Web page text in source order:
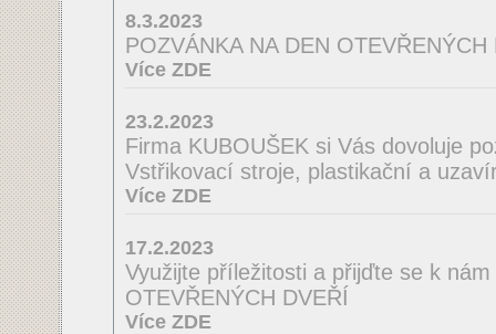
8.3.2023
POZVÁNKA NA DEN OTEVŘENÝCH
Více ZDE
23.2.2023
Firma KUBOUŠEK si Vás dovoluje
Vstřikovací stroje, plastikační a
Více ZDE
17.2.2023
Využijte příležitosti a přijďte se k
OTEVŘENÝCH DVEŘÍ
Více ZDE